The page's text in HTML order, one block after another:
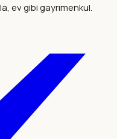
ev gibi gayrımenkul.